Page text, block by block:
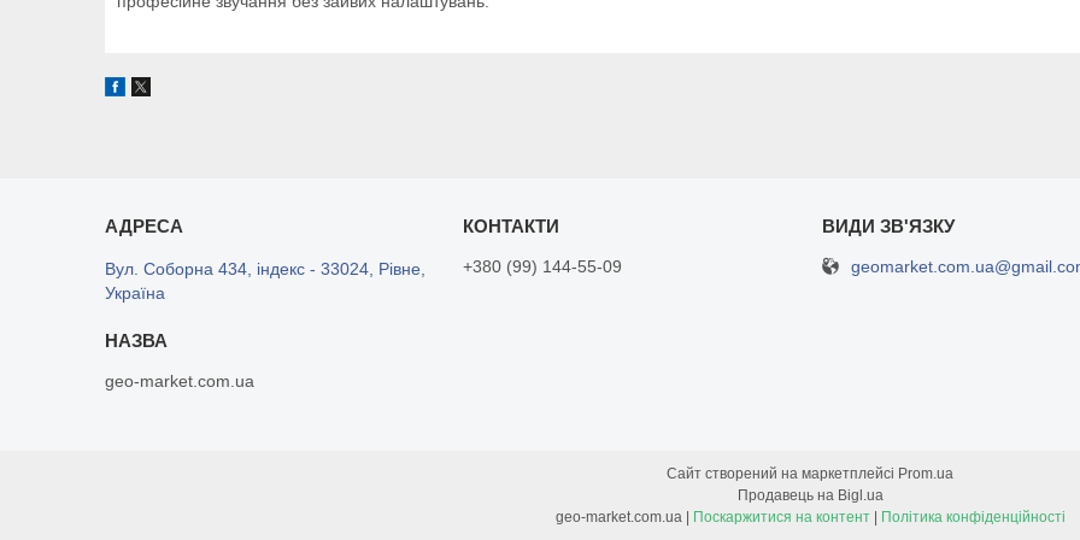
Вул. Соборна 434, індекс - 33024, Рівне,
Україна
geo-market.com.ua
+380 (99) 144-55-09
Сайт створений на маркетплейсі Prom.ua
Продавець на Bigl.ua
Поскаржитися на контент Політика конфіденційності